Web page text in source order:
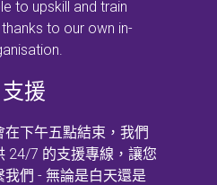
to upskill and train
to our own in-
援
下午五點結束，我們
24/7 的支援專線，讓您
我們 - 無論是白天還是